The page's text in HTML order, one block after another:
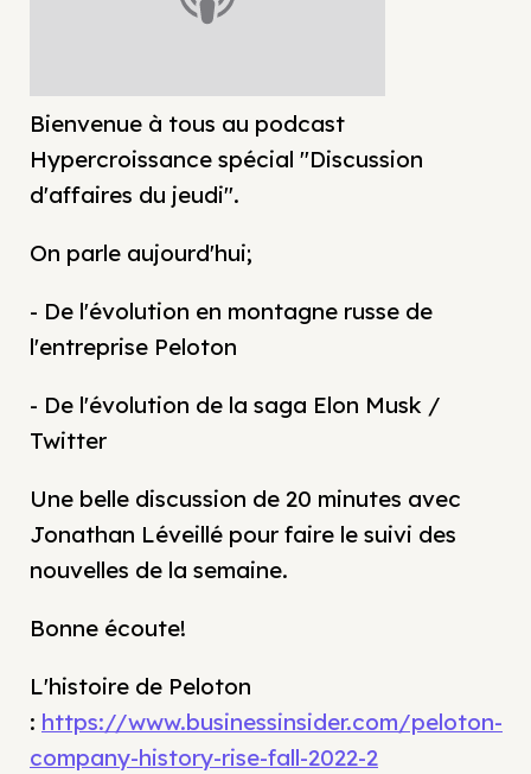
Bienvenue à tous au podcast
Hypercroissance spécial "Discussion
d'affaires du jeudi".
On parle aujourd'hui;
- De l'évolution en montagne russe de
l'entreprise Peloton
- De l'évolution de la saga Elon Musk /
Twitter
Une belle discussion de 20 minutes avec
Jonathan Léveillé pour faire le suivi des
nouvelles de la semaine.
Bonne écoute!
L'histoire de Peloton
: https://www.businessinsider.com/peloton-
company-history-rise-fall-2022-2